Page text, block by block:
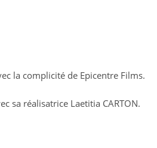
la complicité de Epicentre Films.
sa réalisatrice Laetitia CARTON.